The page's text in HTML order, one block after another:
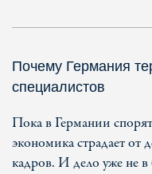
Почему Германия
специалистов
Пока в Германии
экономика страдает
кадров. И дело уже не